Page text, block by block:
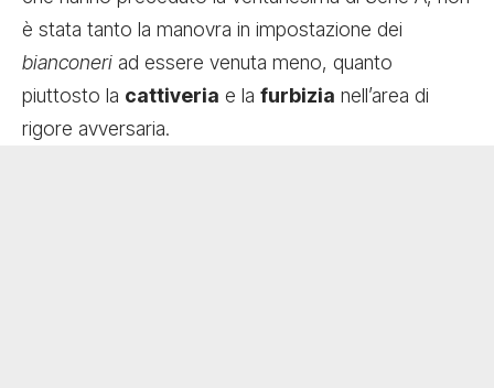
è stata tanto la manovra in impostazione dei
bianconeri ad essere venuta meno, quanto
piuttosto la cattiveria e la furbizia nell’area di
rigore avversaria.